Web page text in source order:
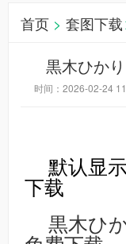
首页 > 套图下载
黒木ひか
时间：2026-02-24
默认显
下载
黒木ひ